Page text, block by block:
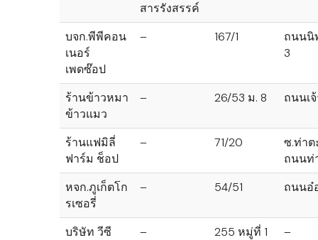
สารรังสรรค์
บจก.พีพีคอน
เนอร์
เพดซ๊อป
– 167/1
ถนนนิ
3
ร้านข้าวหมา
ข้าวแมว
– 26/53 ม. 8 ถนนเ
ร้านแฟมิลี่
ฟาร์ม ช็อป
– 71/20
ซ.ท่าต
ถนนท่
หจก.ภูเก็ตโก
รเซอรี่
– 54/51 ถนนอ๋
บริษัท วีซี
– 255 หมู่ที่ 1 –